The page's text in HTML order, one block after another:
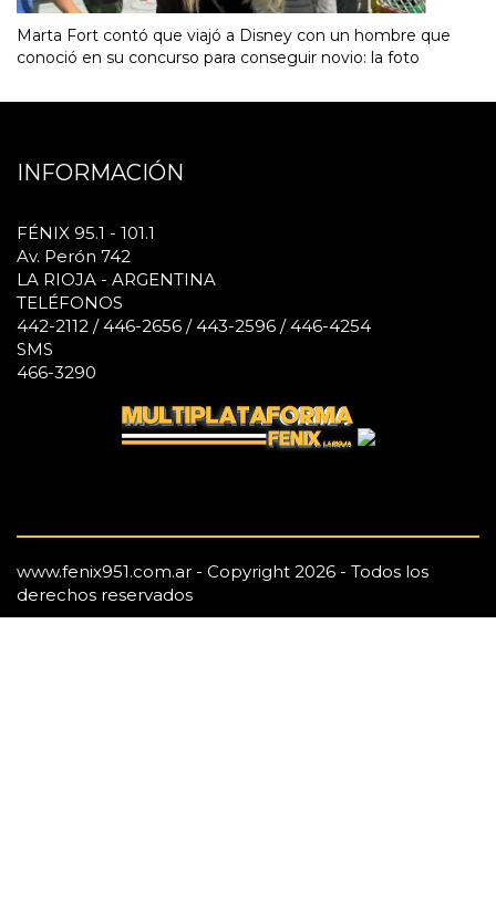
Marta Fort contó que viajó a Disney con un hombre que
conoció en su concurso para conseguir novio: la foto
INFORMACIÓN
FÉNIX 95.1 - 101.1
Av. Perón 742
LA RIOJA - ARGENTINA
TELÉFONOS
442-2112 / 446-2656 / 443-2596 / 446-4254
SMS
466-3290
www.fenix951.com.ar - Copyright 2026 - Todos los
derechos reservados